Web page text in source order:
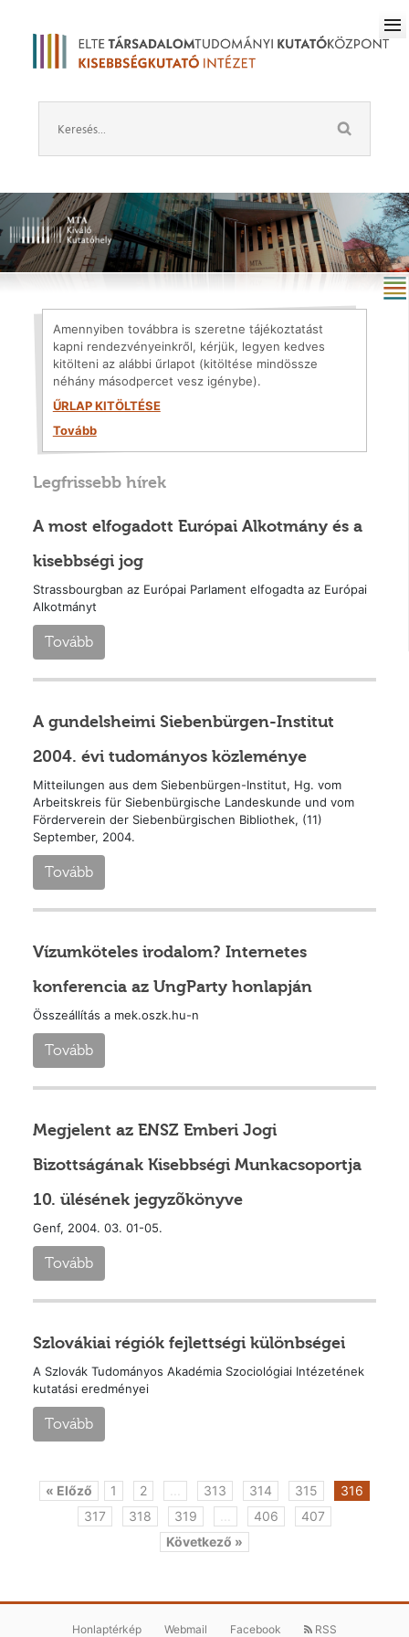
Amennyiben továbbra is szeretne tájékoztatást
kapni rendezvényeinkről, kérjük, legyen kedves
kitölteni az alábbi űrlapot (kitöltése mindössze
néhány másodpercet vesz igénybe).
ŰRLAP KITÖLTÉSE
Tovább
Legfrissebb hírek
A most elfogadott Európai Alkotmány és a
kisebbségi jog
Strassbourgban az Európai Parlament elfogadta az Európai
Alkotmányt
Tovább
A gundelsheimi Siebenbürgen-Institut
2004. évi tudományos közleménye
Mitteilungen aus dem Siebenbürgen-Institut, Hg. vom
Arbeitskreis für Siebenbürgische Landeskunde und vom
Förderverein der Siebenbürgischen Bibliothek, (11)
September, 2004.
Tovább
Vízumköteles irodalom? Internetes
konferencia az UngParty honlapján
Összeállítás a mek.oszk.hu-n
Tovább
Megjelent az ENSZ Emberi Jogi
Bizottságának Kisebbségi Munkacsoportja
10. ülésének jegyzõkönyve
Genf, 2004. 03. 01-05.
Tovább
Szlovákiai régiók fejlettségi különbségei
A Szlovák Tudományos Akadémia Szociológiai Intézetének
kutatási eredményei
Tovább
« Előző 1 2 313 314 315
316
317
318 319 406
407
Következő »
Honlaptérkép Webmail Facebook RSS